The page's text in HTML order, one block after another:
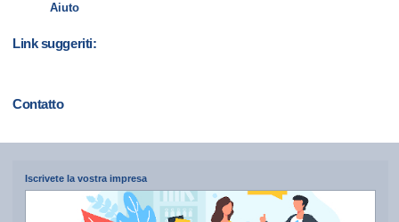
Aiuto
Link suggeriti:
Contatto
Iscrivete la vostra impresa